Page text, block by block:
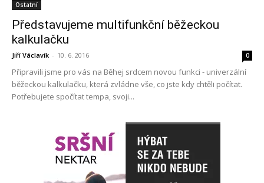
Ostatní
Představujeme multifunkční běžeckou
kalkulačku
Jiří Václavík - 10. 6. 2016 0
Připravili jsme pro vás na Běhej srdcem novou funkci - univerzální
běžeckou kalkulačku, která zvládne vše, co jste kdy chtěli počítat.
Potřebujete spočítat tempa, svoji...